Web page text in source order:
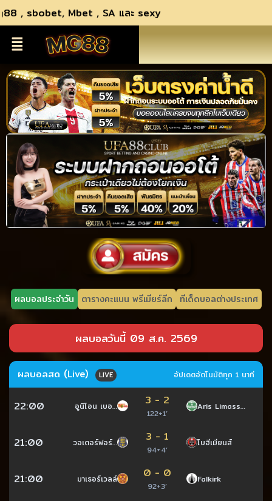
Mbet , SA และ sexy
ผลบอลประจำวัน ตารางคะแนน พรีเมียร์ลีก ทีเด็ดบอลต่างประเทศ
ผลบอลวันนี้ 09 ส.ค. 2569
ผลบอลสด (Live) LIVE อัปเดตอัตโนมัติทุก 1 นาที
22:00 อูนิโอน เบอ… 3 - 2
122+1’
Aris Limass…
21:00 วอเตอร์ฟอร์… 3 - 1
94+4’
โบฮีเมียนส์
21:00 มาเธอร์เวลล์ 0 - 0
92+3’
Falkirk